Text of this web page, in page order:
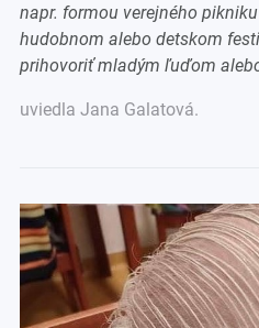
napr. formou verejného
hudobnom alebo detskom
prihovoriť mladým ľuďom
uviedla Jana Galatová.